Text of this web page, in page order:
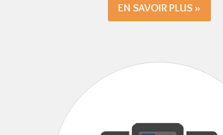
EN SAVOIR PLUS »